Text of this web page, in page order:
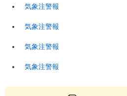
気象注警報
気象注警報
気象注警報
気象注警報